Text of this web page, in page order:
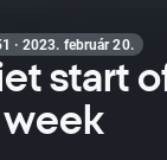
· 2023. február 20.
start
week